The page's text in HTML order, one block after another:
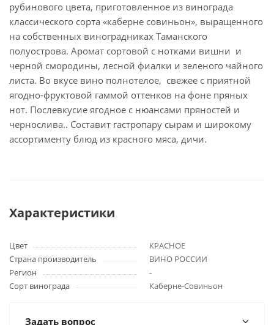
рубинового цвета, приготовленное из винограда
классического сорта «каберне совиньон», выращенного
на собственных виноградниках Таманского
полуострова. Аромат сортовой с нотками вишни и
черной смородины, лесной фиалки и зеленого чайного
листа. Во вкусе вино полнотелое, свежее с приятной
ягодно-фруктовой гаммой оттенков на фоне пряных
нот. Послевкусие ягодное с нюансами пряностей и
чернослива.. Составит гастропару сырам и широкому
ассортименту блюд из красного мяса, дичи.
Характеристики
Цвет
КРАСНОЕ
Страна производитель
ВИНО РОССИИ
Регион
-
Сорт винограда
Каберне-Совиньон
Задать вопрос